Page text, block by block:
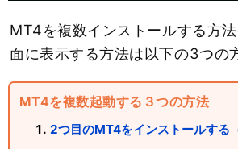
MT4を複数インストールする方
面に表示する方法は以下の3つの
MT4を複数起動する３つの方法
2つ目のMT4をインストールする